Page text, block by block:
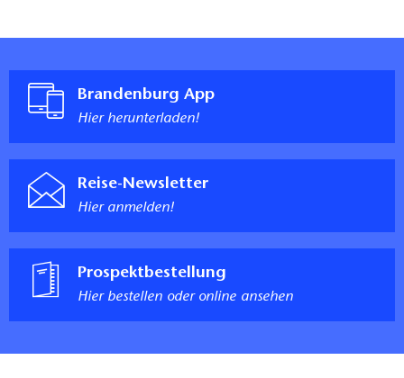
Brandenburg App
Hier herunterladen!
Reise-Newsletter
Hier anmelden!
Prospektbestellung
Hier bestellen oder online ansehen